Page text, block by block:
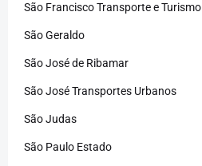
São Francisco Transporte e Turismo
São Geraldo
São José de Ribamar
São José Transportes Urbanos
São Judas
São Paulo Estado